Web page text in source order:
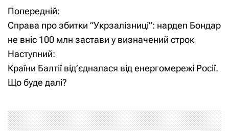
Н
а
в
і
а
Попередній:
Справа про збитки ”Укрзалізниці”: нардеп Бондар
не вніс 100 млн застави у визначений строк
Наступний:
Країни Балтії від’єдналася від енергомережі Росії.
Що буде далі?